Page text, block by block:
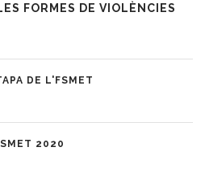
FORMES DE VIOLÈNCIES
DE L'FSMET
2020